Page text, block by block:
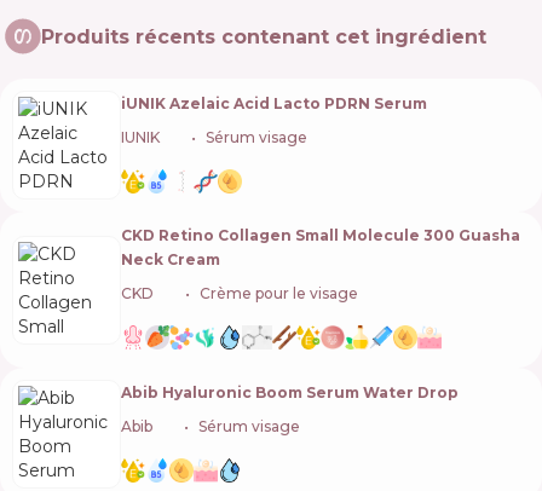
Produits récents contenant cet ingrédient
iUNIK Azelaic Acid Lacto PDRN Serum
IUNIK
Sérum visage
CKD Retino Collagen Small Molecule 300 Guasha
Neck Cream
CKD
Crème pour le visage
Abib Hyaluronic Boom Serum Water Drop
Abib
Sérum visage